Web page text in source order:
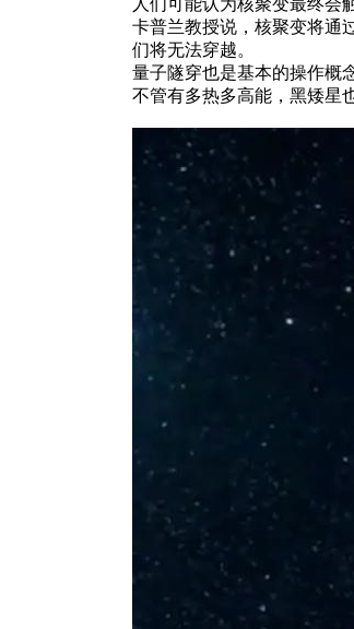
卡普兰教授说，核聚变将通
们将无法穿越。
量子隧穿也是基本的操作概
不管有多热多高能，黑矮星